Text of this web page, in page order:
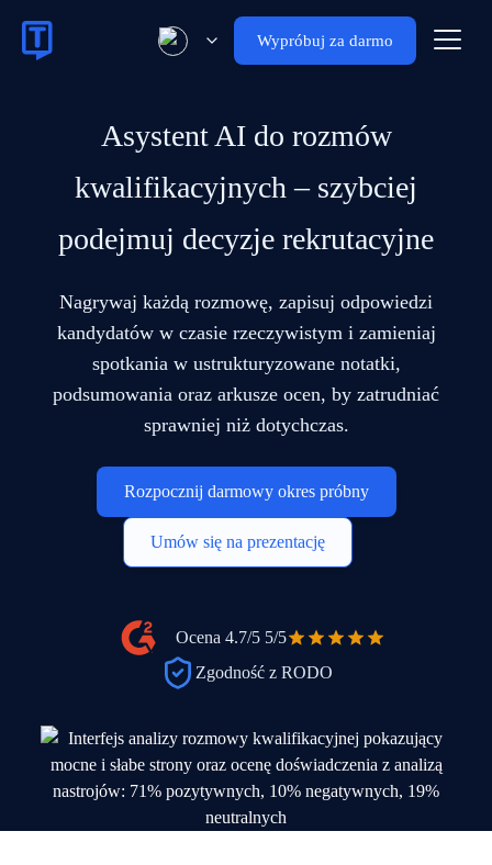
Wypróbuj za darmo
Asystent AI do rozmów
kwalifikacyjnych – szybciej
podejmuj decyzje rekrutacyjne
Nagrywaj każdą rozmowę, zapisuj odpowiedzi
kandydatów w czasie rzeczywistym i zamieniaj
spotkania w ustrukturyzowane notatki,
podsumowania oraz arkusze ocen, by zatrudniać
sprawniej niż dotychczas.
Rozpocznij darmowy okres próbny
Umów się na prezentację
Ocena 4.7/55/5
Zgodność z RODO